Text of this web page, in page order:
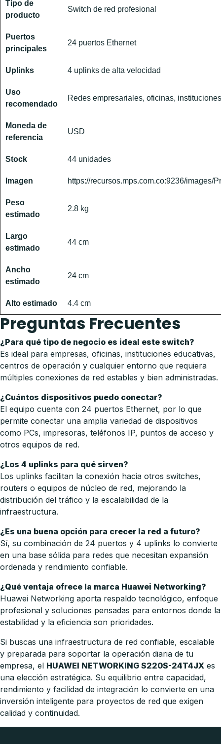
Tipo de
producto
Switch de red profesional
Puertos
principales
24 puertos Ethernet
Uplinks 4 uplinks de alta velocidad
Uso
recomendado
Redes empresariales, oficinas,
Moneda de
referencia
USD
Stock 44 unidades
Imagen https://recursos.mps.com.co:9236/images/
Peso
estimado
2.8 kg
Largo
estimado
44 cm
Ancho
estimado
24 cm
Alto estimado 4.4 cm
Preguntas Frecuentes
¿Para qué tipo de negocio es ideal este switch?
Es ideal para empresas, oficinas, instituciones educativas,
centros de operación y cualquier entorno que requiera
múltiples conexiones de red estables y bien administradas.
¿Cuántos dispositivos puedo conectar?
El equipo cuenta con 24 puertos Ethernet, por lo que
permite conectar una amplia variedad de dispositivos
como PCs, impresoras, teléfonos IP, puntos de acceso y
otros equipos de red.
¿Los 4 uplinks para qué sirven?
Los uplinks facilitan la conexión hacia otros switches,
routers o equipos de núcleo de red, mejorando la
distribución del tráfico y la escalabilidad de la
infraestructura.
¿Es una buena opción para crecer la red a futuro?
Sí, su combinación de 24 puertos y 4 uplinks lo convierte
en una base sólida para redes que necesitan expansión
ordenada y rendimiento confiable.
¿Qué ventaja ofrece la marca Huawei Networking?
Huawei Networking aporta respaldo tecnológico, enfoque
profesional y soluciones pensadas para entornos donde la
estabilidad y la eficiencia son prioridades.
Si buscas una infraestructura de red confiable, escalable
y preparada para soportar la operación diaria de tu
empresa, el HUAWEI NETWORKING S220S-24T4JX es
una elección estratégica. Su equilibrio entre capacidad,
rendimiento y facilidad de integración lo convierte en una
inversión inteligente para proyectos de red que exigen
calidad y continuidad.